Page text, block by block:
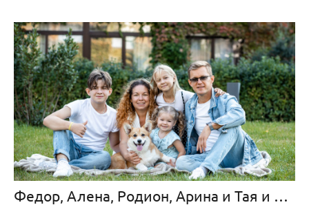
Федор, Алена, Родион, Арина и Тая и песик корги